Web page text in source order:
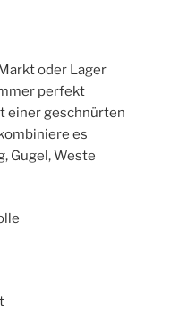
oder Lager
perfekt
einer geschnürten
es
Gugel, Weste